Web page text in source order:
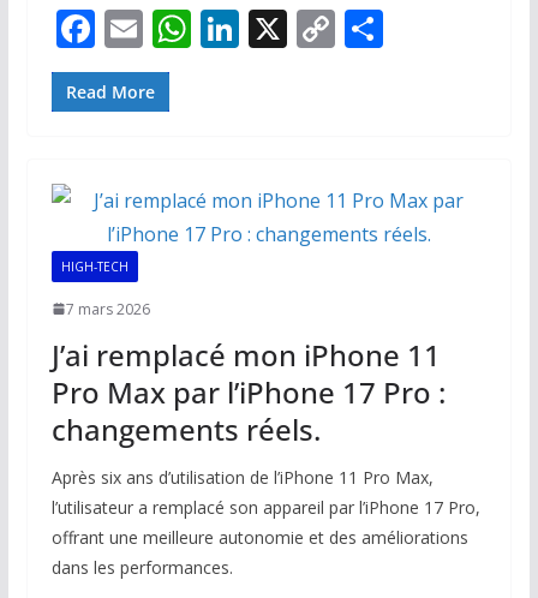
F
ac
e
o
o
k
E
m
ai
W
h
A
p
p
Li
n
dI
n
X C
o
Li
n
k
P
er
Read More
HIGH-TECH
7 mars 2026
J’ai remplacé mon iPhone 11
Pro Max par l’iPhone 17 Pro :
changements réels.
Après six ans d’utilisation de l’iPhone 11 Pro Max,
l’utilisateur a remplacé son appareil par l’iPhone 17 Pro,
offrant une meilleure autonomie et des améliorations
dans les performances.